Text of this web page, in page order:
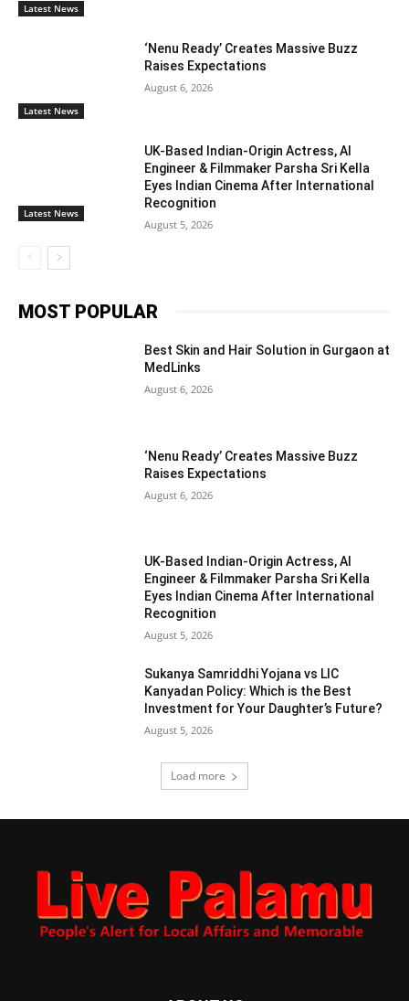
Latest News
Latest News
‘Nenu Ready’ Creates Massive Buzz
Raises Expectations
August 6, 2026
Latest News
UK-Based Indian-Origin Actress, AI
Engineer & Filmmaker Parsha Sri Kella
Eyes Indian Cinema After International
Recognition
August 5, 2026
MOST POPULAR
Best Skin and Hair Solution in Gurgaon at
MedLinks
August 6, 2026
‘Nenu Ready’ Creates Massive Buzz
Raises Expectations
August 6, 2026
UK-Based Indian-Origin Actress, AI
Engineer & Filmmaker Parsha Sri Kella
Eyes Indian Cinema After International
Recognition
August 5, 2026
Sukanya Samriddhi Yojana vs LIC
Kanyadan Policy: Which is the Best
Investment for Your Daughter’s Future?
August 5, 2026
Load more